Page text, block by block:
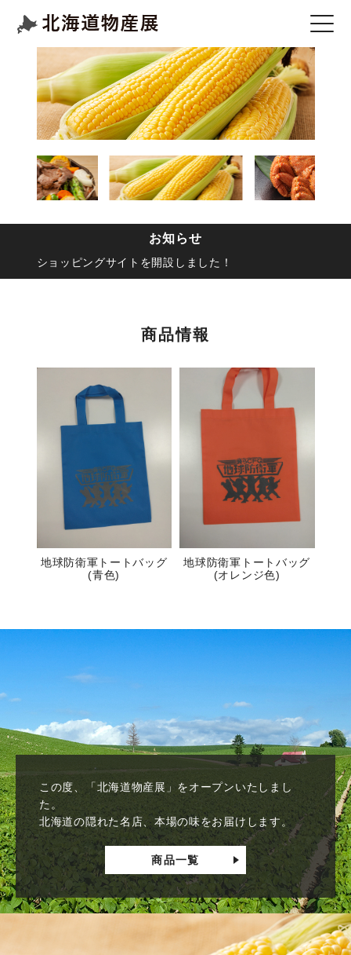
お知らせ
ショッピングサイトを開設しました！
商品情報
地球防衛軍トートバッグ
(青色)
地球防衛軍トートバッグ
(オレンジ色)
この度、「北海道物産展」をオープンいたしまし
た。
北海道の隠れた名店、本場の味をお届けします。
商品一覧